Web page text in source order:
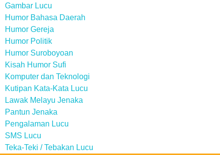
Gambar Lucu
Humor Bahasa Daerah
Humor Gereja
Humor Politik
Humor Suroboyoan
Kisah Humor Sufi
Komputer dan Teknologi
Kutipan Kata-Kata Lucu
Lawak Melayu Jenaka
Pantun Jenaka
Pengalaman Lucu
SMS Lucu
Teka-Teki / Tebakan Lucu